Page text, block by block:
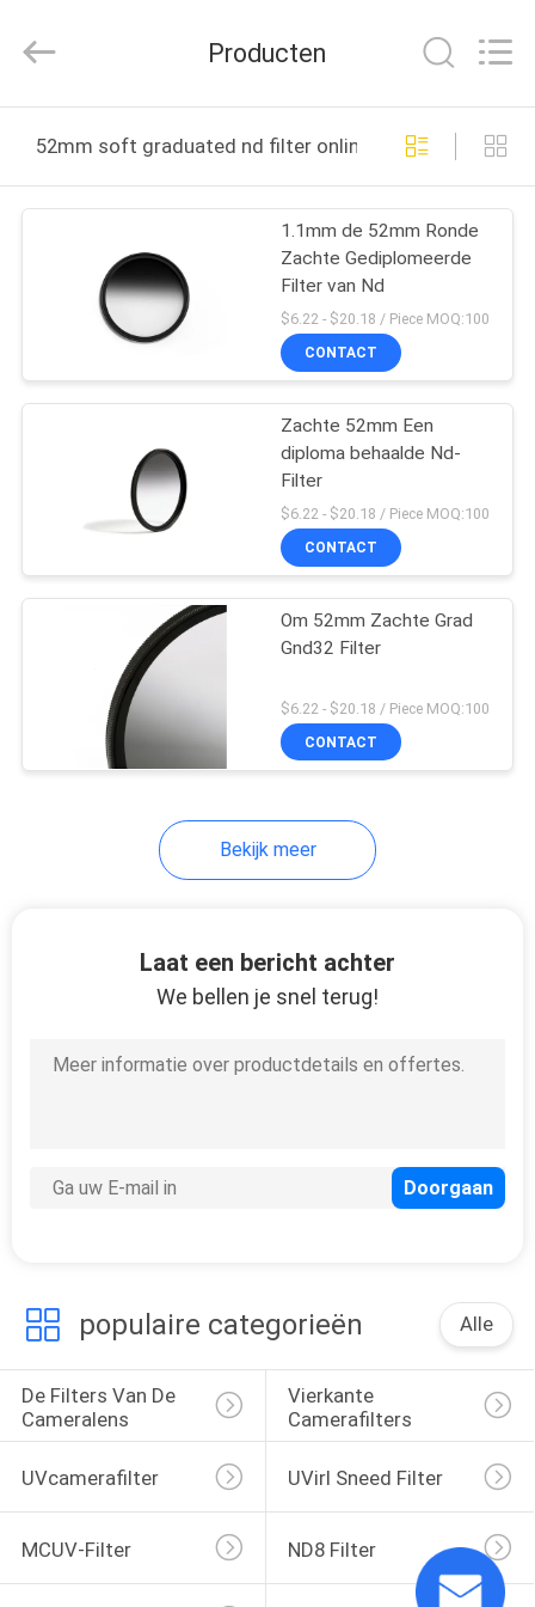
PRODUCTEN
ONGEVEER
FABRIEKSREIS
KWALITEITSCONTROLE
ONS
VERZOEK
Shadow
Technology
Rights
Producten
52mm soft graduated nd filter online fabricage
1.1mm de 52mm Ronde
Zachte Gediplomeerde
Filter van Nd
$6.22 - $20.18 / Piece MOQ:100
CONTACT
Zachte 52mm Een
diploma behaalde Nd-
Filter
$6.22 - $20.18 / Piece MOQ:100
CONTACT
Om 52mm Zachte Grad
Gnd32 Filter
$6.22 - $20.18 / Piece MOQ:100
CONTACT
Bekijk meer
Laat een bericht achter
We bellen je snel terug!
populaire categorieën Alle
De Filters Van De
Cameralens
Vierkante
Camerafilters
UVcamerafilter UVirl Sneed Filter
MCUV-Filter ND8 Filter